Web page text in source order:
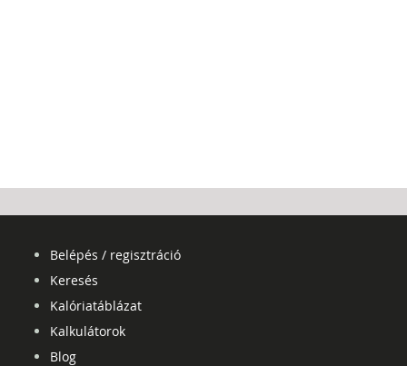
Belépés / regisztráció
Keresés
Kalóriatáblázat
Kalkulátorok
Blog